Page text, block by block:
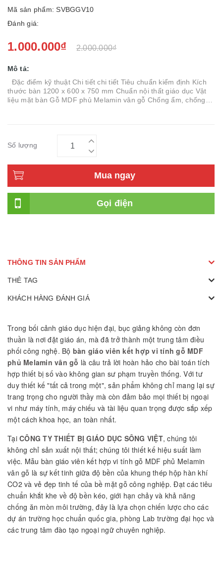
Mã sản phẩm: SVBGGV10
Đánh giá:
1.000.000₫ 2.000.000₫
Mô tả:
thước bàn 1200 x 600 x 750 mm Chuẩn nội thất giáo dục Vật
liệu mặt bàn Gỗ MDF phủ Melamin vân gỗ Chống ẩm, chống
Số lượng
Mua ngay
Gọi điện
THÔNG TIN SẢN PHẨM
THẺ TAG
KHÁCH HÀNG ĐÁNH GIÁ
Trong bối cảnh giáo dục hiện đại, bục giảng không còn đơn
thuần là nơi đặt giáo án, mà đã trở thành một trung tâm điều
phối công nghệ. Bộ bàn giáo viên kết hợp vi tính gỗ MDF
phủ Melamin vân gỗ là câu trả lời hoàn hảo cho bài toán tích
hợp thiết bị số vào không gian sư phạm truyền thống. Với tư
duy thiết kế "tất cả trong một", sản phẩm không chỉ mang lại sự
trang trọng cho người thầy mà còn đảm bảo mọi thiết bị ngoại
vi như máy tính, máy chiếu và tài liệu quan trọng được sắp xếp
một cách khoa học, an toàn nhất.
Tại CÔNG TY THIẾT BỊ GIÁO DỤC SÔNG VIỆT, chúng tôi
không chỉ sản xuất nội thất; chúng tôi thiết kế hiệu suất làm
việc. Mẫu bàn giáo viên kết hợp vi tính gỗ MDF phủ Melamin
vân gỗ là sự kết tinh giữa độ bền của khung thép hộp hàn khí
CO2 và vẻ đẹp tinh tế của bề mặt gỗ công nghiệp. Đạt các tiêu
chuẩn khắt khe về độ bền kéo, giới hạn chảy và khả năng
chống ăn mòn môi trường, đây là lựa chọn chiến lược cho các
dự án trường học chuẩn quốc gia, phòng Lab trường đại học và
các trung tâm đào tạo ngoại ngữ chuyên nghiệp.